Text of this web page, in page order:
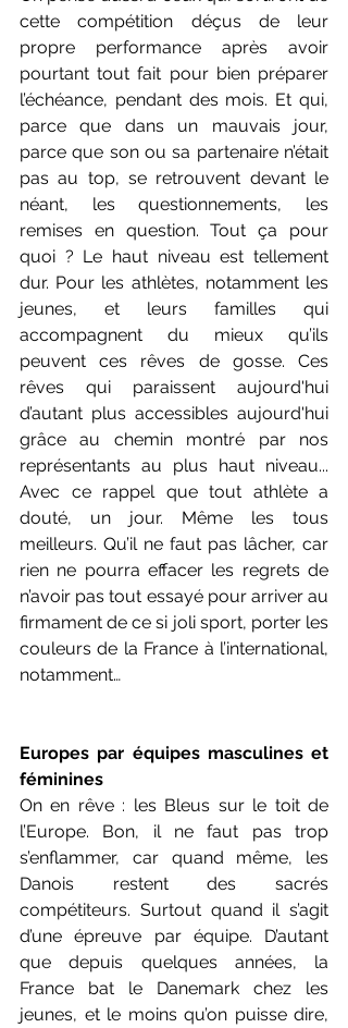
cette compétition déçus de leur
propre performance après avoir
pourtant tout fait pour bien préparer
l’échéance, pendant des mois. Et qui,
parce que dans un mauvais jour,
parce que son ou sa partenaire n’était
pas au top, se retrouvent devant le
néant, les questionnements, les
remises en question. Tout ça pour
quoi ? Le haut niveau est tellement
dur. Pour les athlètes, notamment les
jeunes, et leurs familles qui
accompagnent du mieux qu’ils
peuvent ces rêves de gosse. Ces
rêves qui paraissent aujourd'hui
d’autant plus accessibles aujourd'hui
grâce au chemin montré par nos
représentants au plus haut niveau...
Avec ce rappel que tout athlète a
douté, un jour. Même les tous
meilleurs. Qu’il ne faut pas lâcher, car
rien ne pourra effacer les regrets de
n’avoir pas tout essayé pour arriver au
firmament de ce si joli sport, porter les
couleurs de la France à l’international,
notamment…
Europes par équipes masculines et
féminines
On en rêve : les Bleus sur le toit de
l’Europe. Bon, il ne faut pas trop
s’enflammer, car quand même, les
Danois restent des sacrés
compétiteurs. Surtout quand il s’agit
d’une épreuve par équipe. D’autant
que depuis quelques années, la
France bat le Danemark chez les
jeunes, et le moins qu’on puisse dire,